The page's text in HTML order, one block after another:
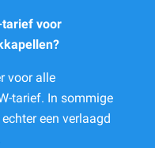
tarief voor
voor alle
tarief. In sommige
een verlaagd